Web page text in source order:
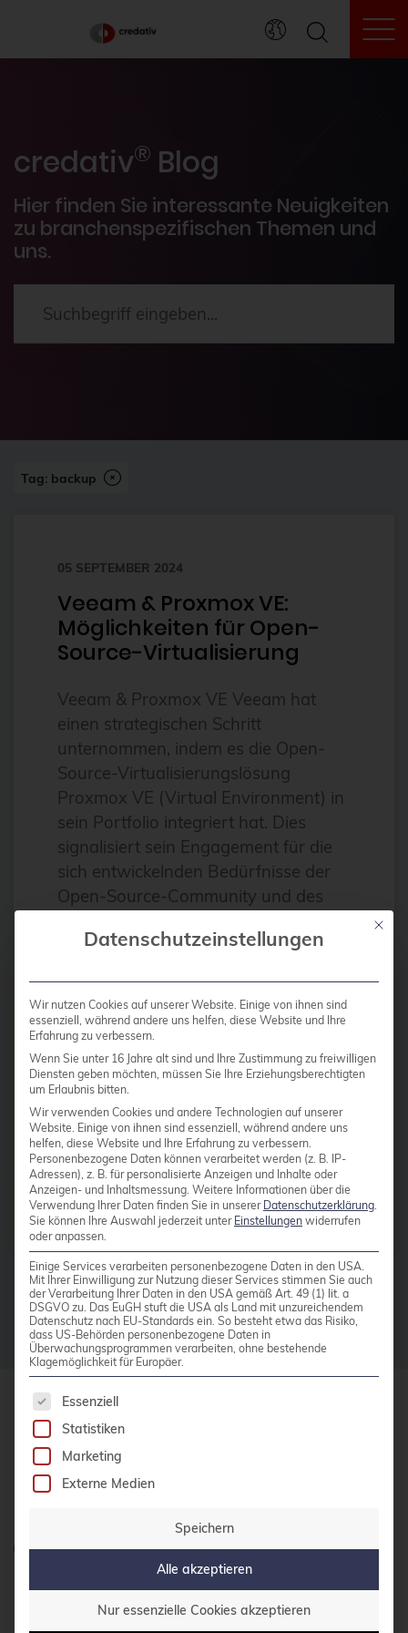
credativ® Blog
Hier finden Sie interessante Neuigkeiten
zu branchenspezifischen Themen und
uns.
Veranstaltungen
PostgreSQL®
2FA
Abonnement
Alpin
Alternativen
Amazon FSx
Ansible
Ansible Community Proxmox
Ansible-Modul
AnsibleFest
Antivirus
Apache
Apache Guacamole
apachekafka®
AppArmor
arm
Automatisierung
Automatisierung
AWS
Azure
backup
Benchmarks
bhyve
bitnami
BSD
BSP
Buildah
bullseye
busan
cadence
Call for papers
Cassandra
Tag: backup
05 SEPTEMBER 2024
Veeam & Proxmox VE:
Möglichkeiten für Open-
Source-Virtualisierung
Veeam & Proxmox VE Veeam hat
einen strategischen Schritt
unternommen, indem es die Open-
Source-Virtualisierungslösung
Proxmox VE (Virtual Environment) in
sein Portfolio integriert hat. Dies
signalisiert sein Engagement für die
sich entwickelnden Bedürfnisse der
Open-Source-Community und des
und positioniert Veeam als
Branche, der bereit ist, die
wachsende Verbreitung von Open-
Source-Lösungen zu […]
Weiterlesen
Beiträge vonFlorian Paul Azim
Hoberg
credativ GmbH
Hennes-Weisweiler-Allee 23
41179 Mönchengladbach
Haben Sie Fragen?
0800 credati(v)
+49 2161 9174200
Mit
Datenschutzeinstellungen
Wir nutzen Cookies auf unserer Website. Einige von ihnen sind
essenziell, während andere uns helfen, diese Website und Ihre
Erfahrung zu verbessern.
Wenn Sie unter 16 Jahre alt sind und Ihre Zustimmung zu freiwilligen
Diensten geben möchten, müssen Sie Ihre Erziehungsberechtigten
um Erlaubnis bitten.
Wir verwenden Cookies und andere Technologien auf unserer
Website. Einige von ihnen sind essenziell, während andere uns
helfen, diese Website und Ihre Erfahrung zu verbessern.
Personenbezogene Daten können verarbeitet werden (z. B. IP-
Adressen), z. B. für personalisierte Anzeigen und Inhalte oder
Anzeigen- und Inhaltsmessung. Weitere Informationen über die
Verwendung Ihrer Daten finden Sie in unserer Datenschutzerklärung
Sie können Ihre Auswahl jederzeit unter Einstellungen widerrufen
oder anpassen.
Einige Services verarbeiten personenbezogene Daten in den USA.
Mit Ihrer Einwilligung zur Nutzung dieser Services stimmen Sie auch
der Verarbeitung Ihrer Daten in den USA gemäß Art. 49 (1) lit. a
DSGVO zu. Das EuGH stuft die USA als Land mit unzureichendem
Datenschutz nach EU-Standards ein. So besteht etwa das Risiko,
dass US-Behörden personenbezogene Daten in
Überwachungsprogrammen verarbeiten, ohne bestehende
Klagemöglichkeit für Europäer.
Es folgt eine Liste der Service-Gruppen, für die
Essenziell
Statistiken
Marketing
Externe Medien
Speichern
Alle akzeptieren
Nur essenzielle Cookies akzeptieren